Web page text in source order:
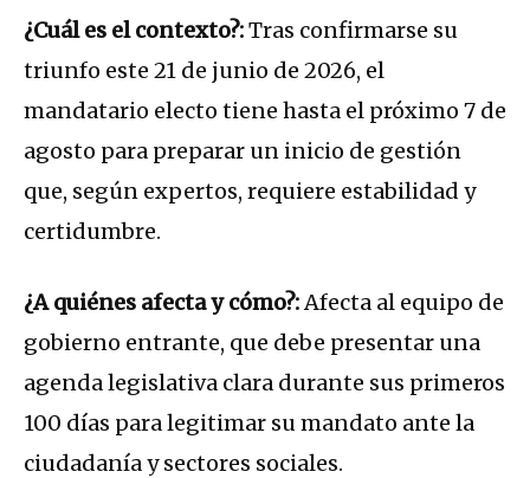
¿Cuál es el contexto?:Tras confirmarse su
triunfo este 21 de junio de 2026, el
mandatario electo tiene hasta el próximo 7 de
agosto para preparar un inicio de gestión
que, según expertos, requiere estabilidad y
certidumbre.
¿A quiénes afecta y cómo?:Afecta al equipo de
gobierno entrante, que debe presentar una
agenda legislativa clara durante sus primeros
100 días para legitimar su mandato ante la
ciudadanía y sectores sociales.